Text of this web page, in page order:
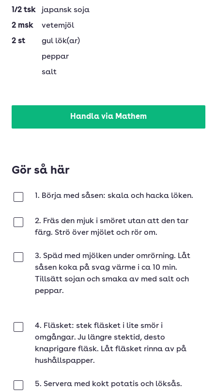
1/2 tsk
japansk soja
2 msk
vetemjöl
2 st
gul lök(ar)
peppar
salt
Handla via Mathem
Gör så här
1. Börja med såsen: skala och hacka löken.
2. Fräs den mjuk i smöret utan att den tar
färg. Strö över mjölet och rör om.
3. Späd med mjölken under omrörning. Låt
såsen koka på svag värme i ca 10 min.
Tillsätt sojan och smaka av med salt och
peppar.
4. Fläsket: stek fläsket i lite smör i
omgångar. Ju längre stektid, desto
knaprigare fläsk. Låt fläsket rinna av på
hushållspapper.
5. Servera med kokt potatis och löksås.